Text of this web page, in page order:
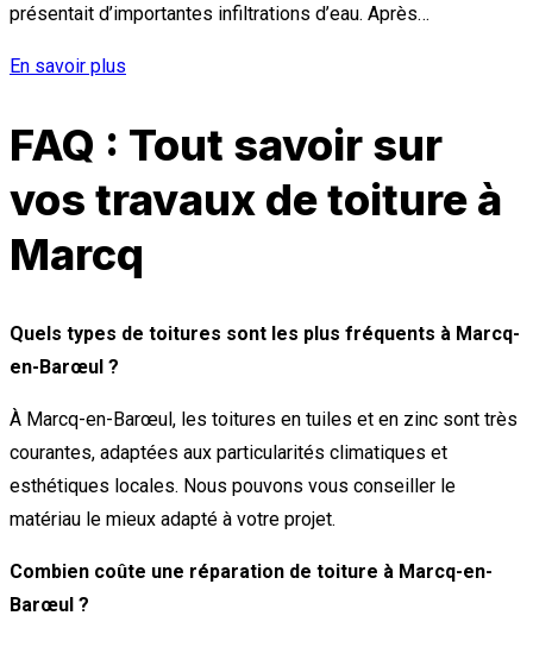
présentait d’importantes infiltrations d’eau. Après…
En savoir plus
FAQ : Tout savoir sur
vos travaux de toiture à
Marcq
Quels types de toitures sont les plus fréquents à Marcq-
en-Barœul ?
À Marcq-en-Barœul, les toitures en tuiles et en zinc sont très
courantes, adaptées aux particularités climatiques et
esthétiques locales. Nous pouvons vous conseiller le
matériau le mieux adapté à votre projet.
Combien coûte une réparation de toiture à Marcq-en-
Barœul ?